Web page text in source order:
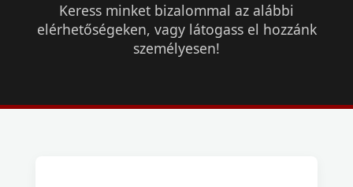
Keress minket bizalommal az alábbi
elérhetőségeken, vagy látogass el hozzánk
személyesen!